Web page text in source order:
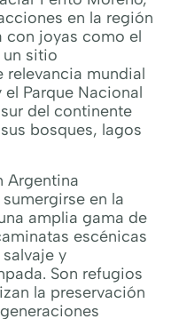
en la región
con joyas como el
un sitio
mundial
Parque Nacional
del continente
bosques, lagos
Argentina
en la
amplia gama de
escénicas
y
Son refugios
la preservación